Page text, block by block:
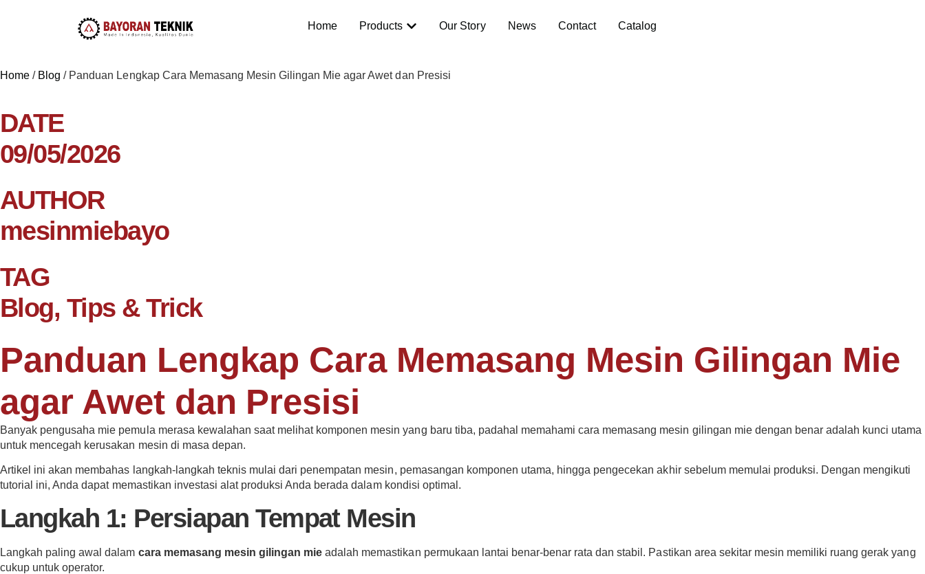
Home Products Our Story News Contact Catalog
Home / Blog / Panduan Lengkap Cara Memasang Mesin Gilingan Mie agar Awet dan Presisi
DATE
09/05/2026
AUTHOR
mesinmiebayo
TAG
Blog, Tips & Trick
Panduan Lengkap Cara Memasang Mesin Gilingan Mie
agar Awet dan Presisi
Banyak pengusaha mie pemula merasa kewalahan saat melihat komponen mesin yang baru tiba, padahal memahami cara memasang mesin gilingan mie dengan benar adalah kunci utama
untuk mencegah kerusakan mesin di masa depan.
Artikel ini akan membahas langkah-langkah teknis mulai dari penempatan mesin, pemasangan komponen utama, hingga pengecekan akhir sebelum memulai produksi. Dengan mengikuti
tutorial ini, Anda dapat memastikan investasi alat produksi Anda berada dalam kondisi optimal.
Langkah 1: Persiapan Tempat Mesin
Langkah paling awal dalam cara memasang mesin gilingan mie adalah memastikan permukaan lantai benar-benar rata dan stabil. Pastikan area sekitar mesin memiliki ruang gerak yang
cukup untuk operator.